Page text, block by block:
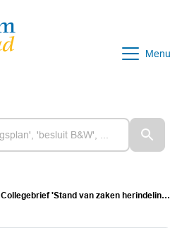
Menu
Collegebrief 'Stand van zaken herindeling Wijdemeren april 2024 (1346576)